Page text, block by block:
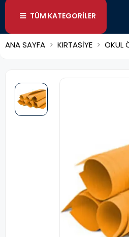
TÜM KATEGORİLER
ANA SAYFA KIRTASİYE OKUL